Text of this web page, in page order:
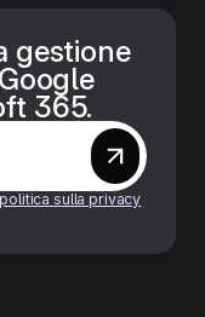
gestione
365.
politica sulla privacy